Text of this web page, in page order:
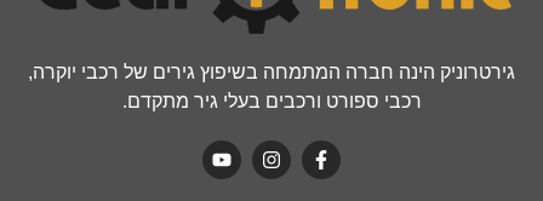
גירטרוניק הינה חברה המתמחה בשיפוץ גירים של רכבי יוקרה,
רכבי ספורט ורכבים בעלי גיר מתקדם.